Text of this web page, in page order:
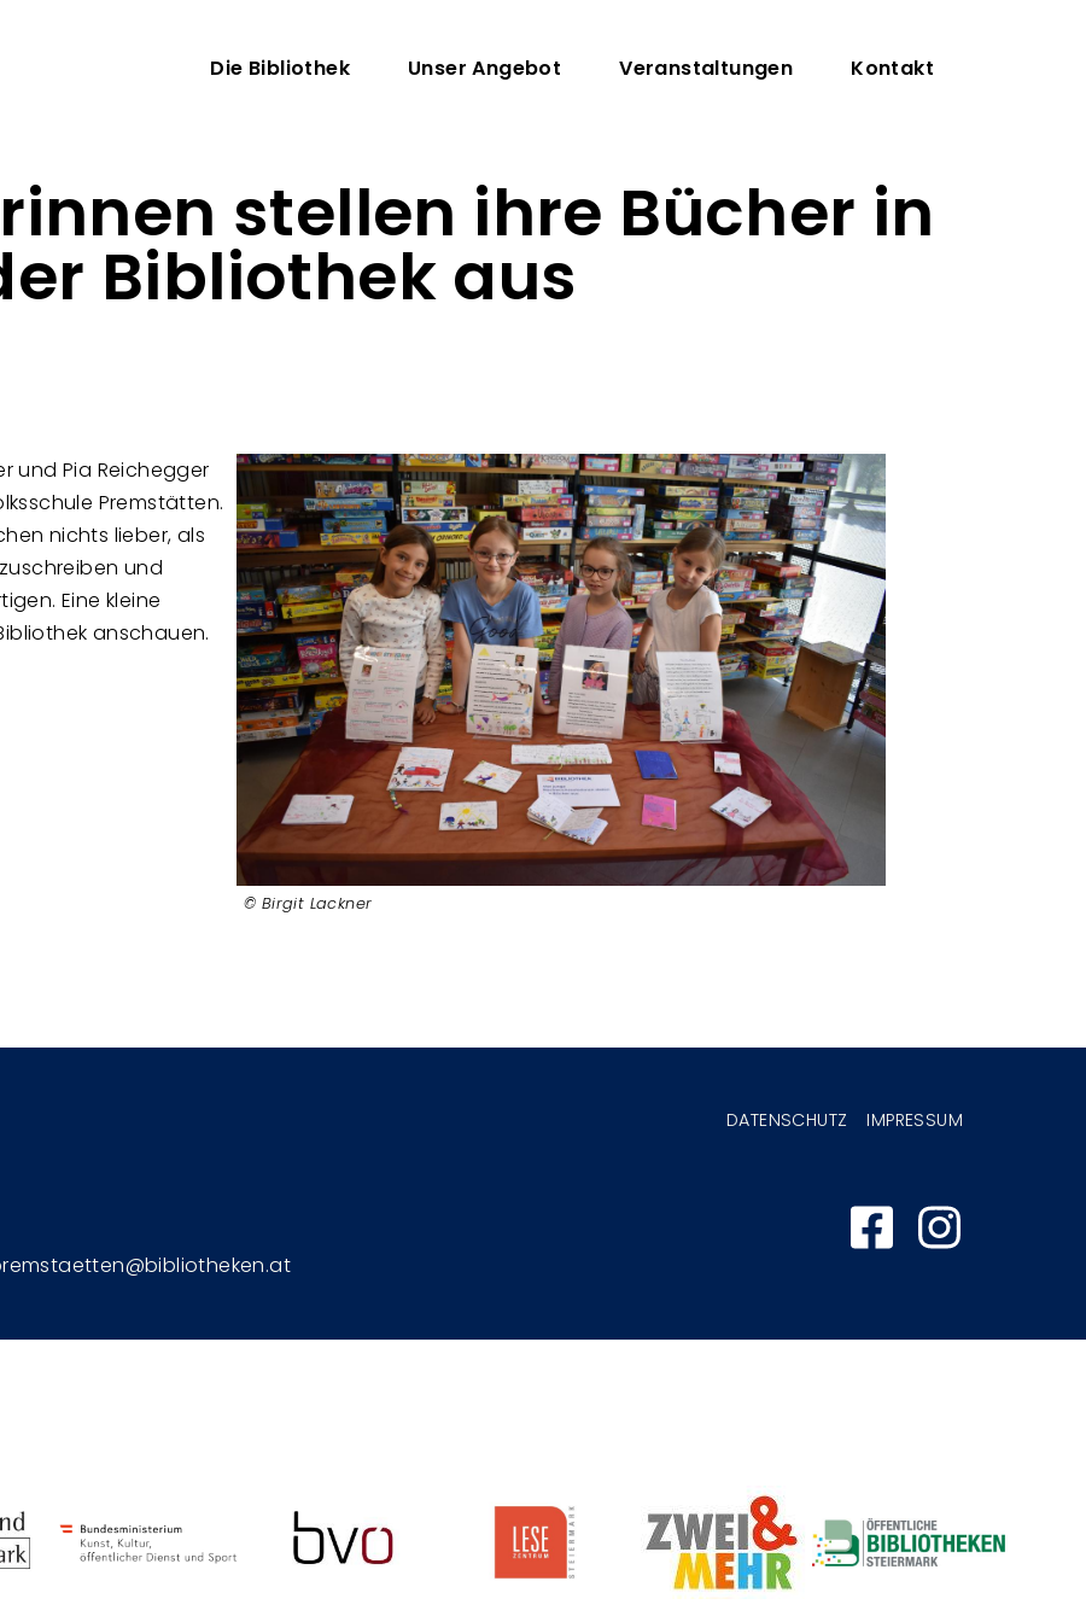
Hauptnavigation
Die Bibliothek Unser Angebot Veranstaltungen Kontakt
stellen ihre Bücher in
Bibliothek aus
und Pia Reichegger
Premstätten.
nichts lieber, als
und
Eine kleine
anschauen.
Birgit Lackner
DATENSCHUTZ IMPRESSUM
Image Image